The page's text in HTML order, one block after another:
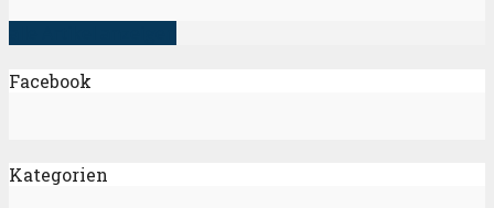
Facebook
Kategorien